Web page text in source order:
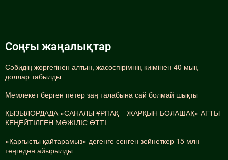
Соңғы жаңалықтар
Сәбидің жөргегінен алтын, жасөспірімнің киімінен 40 мың
доллар табылды
Мемлекет берген пәтер заң талабына сай болмай шықты
ҚЫЗЫЛОРДАДА «САНАЛЫ ҰРПАҚ – ЖАРҚЫН БОЛАШАҚ» АТТЫ
КЕҢЕЙТІЛГЕН МӘЖІЛІС ӨТТІ
«Қарғысты қайтарамыз» дегенге сенген зейнеткер 15 млн
теңгеден айырылды